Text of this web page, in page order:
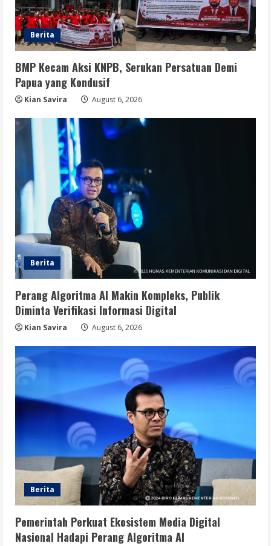
Berita
BMP Kecam Aksi KNPB, Serukan Persatuan Demi
Papua yang Kondusif
Kian Savira August 6, 2026
Berita
Perang Algoritma AI Makin Kompleks, Publik
Diminta Verifikasi Informasi Digital
Kian Savira August 6, 2026
Berita
Pemerintah Perkuat Ekosistem Media Digital
Nasional Hadapi Perang Algoritma AI